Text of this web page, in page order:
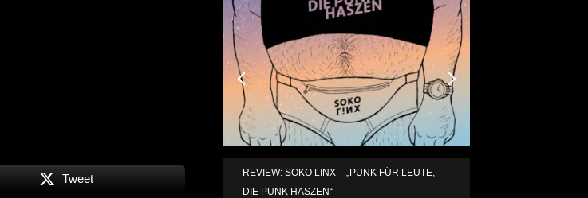
Tweet
REVIEW: SOKO LINX – „PUNK FÜR LEUTE,
DIE PUNK HASZEN“
IGNEA DROPPT DIE ZWEITE SINGLE